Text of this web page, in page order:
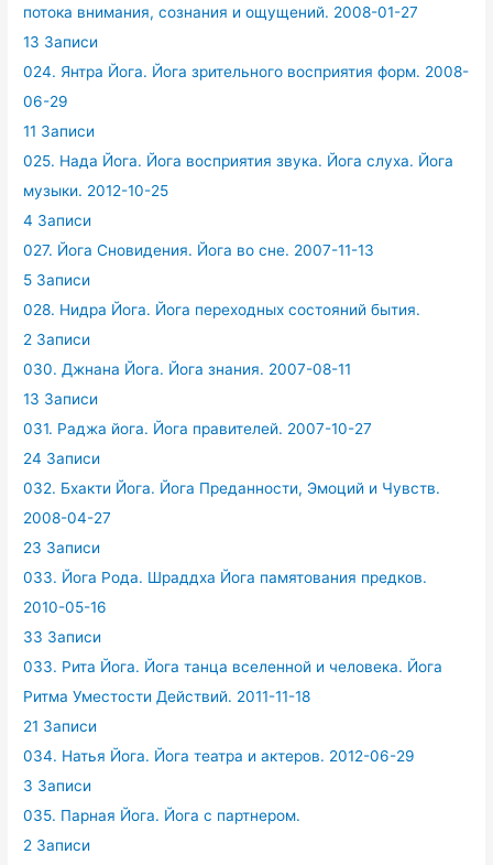
потока внимания, сознания и ощущений. 2008-01-27
13 Записи
024. Янтра Йога. Йога зрительного восприятия форм. 2008-
06-29
11 Записи
025. Нада Йога. Йога восприятия звука. Йога слуха. Йога
музыки. 2012-10-25
4 Записи
027. Йога Сновидения. Йога во сне. 2007-11-13
5 Записи
028. Нидра Йога. Йога переходных состояний бытия.
2 Записи
030. Джнана Йога. Йога знания. 2007-08-11
13 Записи
031. Раджа йога. Йога правителей. 2007-10-27
24 Записи
032. Бхакти Йога. Йога Преданности, Эмоций и Чувств.
2008-04-27
23 Записи
033. Йога Рода. Шраддха Йога памятования предков.
2010-05-16
33 Записи
033. Рита Йога. Йога танца вселенной и человека. Йога
Ритма Уместости Действий. 2011-11-18
21 Записи
034. Натья Йога. Йога театра и актеров. 2012-06-29
3 Записи
035. Парная Йога. Йога с партнером.
2 Записи